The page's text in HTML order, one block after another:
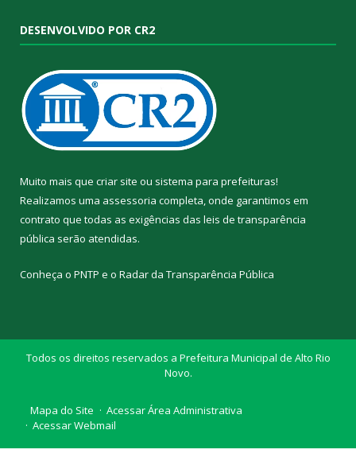
DESENVOLVIDO POR CR2
Muito mais que criar site ou sistema para prefeituras!
Realizamos uma assessoria completa, onde garantimos em
contrato que todas as exigências das leis de transparência
pública serão atendidas.
Conheça o PNTP e o Radar da Transparência Pública
Todos os direitos reservados a Prefeitura Municipal de Alto Rio
Novo.
Mapa do Site
Acessar Área Administrativa
Acessar Webmail